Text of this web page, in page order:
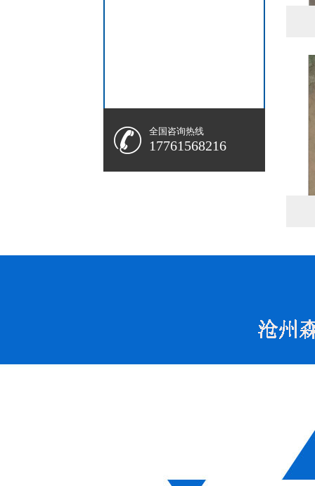
全国咨询热线
17761568216